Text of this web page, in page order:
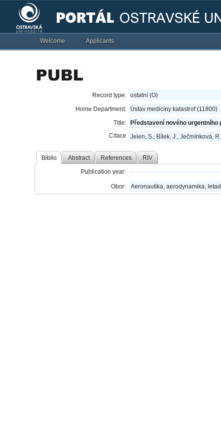
Welcome Applicants
Record type: ostatní (O)
Home Department:
Ústav medicíny katastrof (11800)
Title:
Představení nového urgentního
Citace
Jelen, S., Bílek, J., Ječmínková,
Biblio Abstract References RIV
Publication year:
Obor: Aeronautika, aerodynamika,